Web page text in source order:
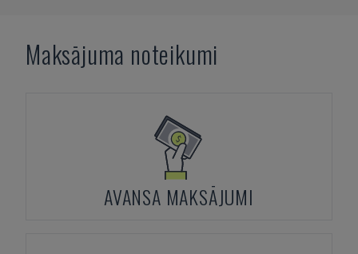
Maksājuma noteikumi
AVANSA MAKSĀJUMI